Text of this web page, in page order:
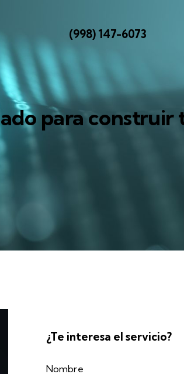
(998) 147-6073
para construir
¿Te interesa el servicio?